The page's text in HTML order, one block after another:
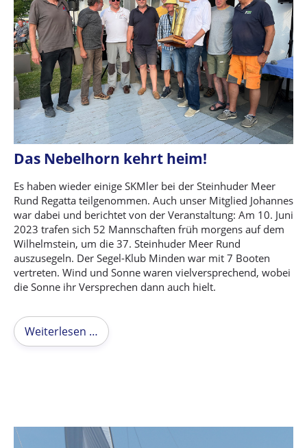
Das Nebelhorn kehrt heim!
Es haben wieder einige SKMler bei der Steinhuder Meer
Rund Regatta teilgenommen. Auch unser Mitglied Johannes
war dabei und berichtet von der Veranstaltung: Am 10. Juni
2023 trafen sich 52 Mannschaften früh morgens auf dem
Wilhelmstein, um die 37. Steinhuder Meer Rund
auszusegeln. Der Segel-Klub Minden war mit 7 Booten
vertreten. Wind und Sonne waren vielversprechend, wobei
die Sonne ihr Versprechen dann auch hielt.
Weiterlesen …